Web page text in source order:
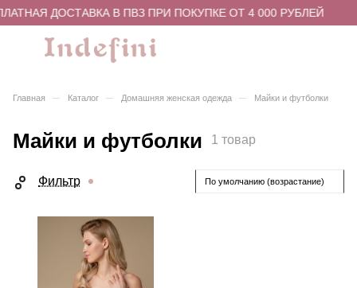
ДОСТАВКА В ПВЗ ПРИ ПОКУПКЕ ОТ 4 000 РУБЛЕЙ
Главная – Каталог – Домашняя женская одежда – Майки и футболки
Майки и футболки 1 товар
Фильтр По умолчанию (возрастание)